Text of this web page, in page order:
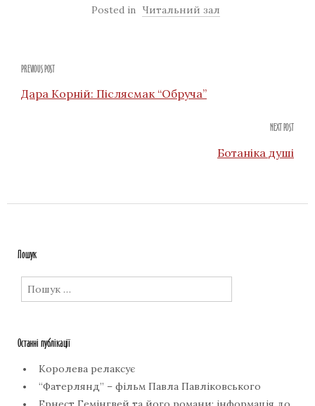
Posted in Читальний зал
PREVIOUS POST
Дара Корній: Післясмак “Обруча”
NEXT POST
Ботаніка душі
Пошук
Пошук:
Останні публікації
Королева релаксує
“Фатерлянд” – фільм Павла Павліковського